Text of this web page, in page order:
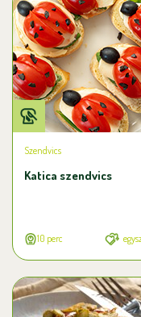
Szendvics
Katica szendvics
10 perc